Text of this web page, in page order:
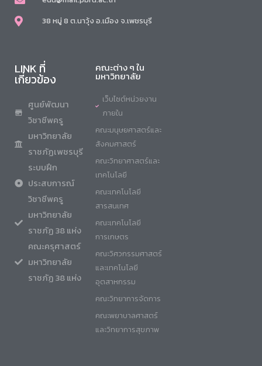
38 หมู่ 8 ต.นาวุ้ง อ.เมือง จ.เพชรบุรี
LINK ที่
เกี่ยวข้อง
ศูนย์พัฒนา
วิชาชีพครู
มหาวิทยาลัย
ราชภัฏเพชรบุรี
ระบบฝึก
ประสบการณ์
วิชาชีพครู
มหาวิทยาลัย
ราชภัฏ 38 แห่ง
คณะครุศาสตร์
มหาวิทยาลัย
ราชภัฏ 38 แห่ง
คณะต่าง ๆ ใน
มหาวิทยาลัย
เว็บไซต์หน่วยงาน
ภายใน
คณะมนุษยศาสตร์และ
สังคมศาสตร์
คณะวิทยาศาสตร์และ
เทคโนโลยี
คณะเทคโนโลยี
สารสนเทศ
คณะเทคโนโลยี
การเกษตร
คณะวิศวกรรมศาสตร์
และเทคโนโลยี
อุตสาหกรรม
คณะวิทยาการจัดการ
คณะพยาบาลศาสตร์
และวิทยาการสุขภาพ